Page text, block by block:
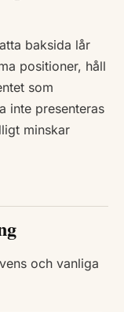
baksida lår
positioner, håll
som
inte presenteras
minskar
och vanliga